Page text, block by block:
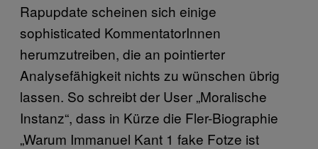
Rapupdate scheinen sich einige
sophisticated KommentatorInnen
herumzutreiben, die an pointierter
Analysefähigkeit nichts zu wünschen übrig
lassen. So schreibt der User „Moralische
Instanz“, dass in Kürze die Fler-Biographie
„Warum Immanuel Kant 1 fake Fotze ist